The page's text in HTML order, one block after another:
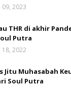
2023
THR di akhir
Putra
2022
Jitu Muhasabah
Soul Putra